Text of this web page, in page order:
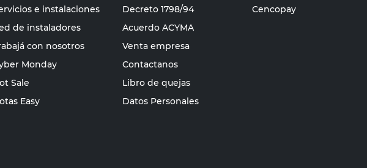
e instalaciones
de instaladores
con nosotros
Monday
Sale
Easy
Decreto 1798/94
Acuerdo ACYMA
Venta empresa
Contactanos
Libro de quejas
Datos Personales
Cencopay